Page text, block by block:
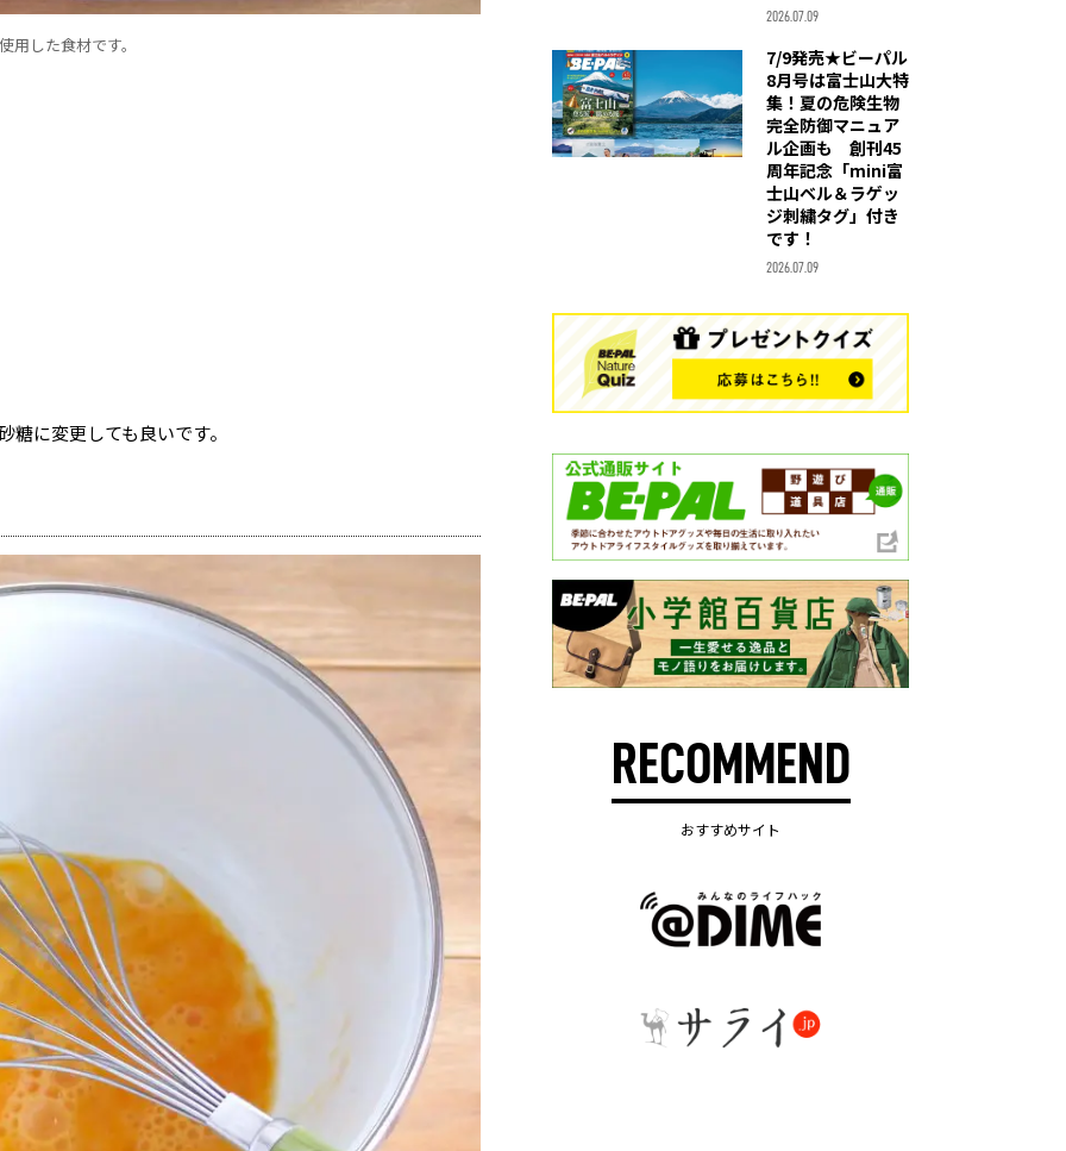
用した食材です。
に変更しても良いです。
2026.07.09
7/9発売★ビーパル
8月号は富士山大特
集！夏の危険生物
完全防御マニュア
ル企画も 創刊45
周年記念「mini富
士山ベル＆ラゲッ
ジ刺繍タグ」付き
です！
2026.07.09
RECOMMEND
おすすめサイト